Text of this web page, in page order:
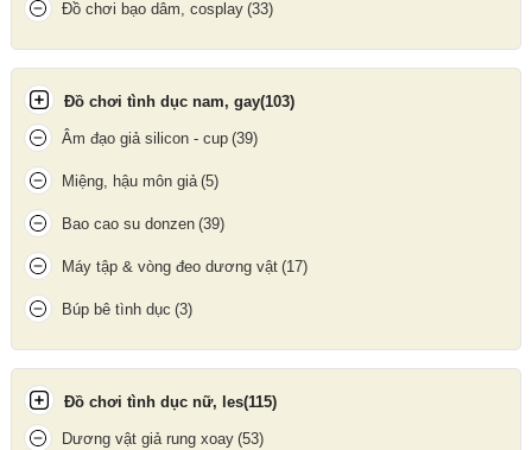
Đồ chơi bạo dâm, cosplay (33)
Đồ chơi tình dục nam, gay(103)
Âm đạo giả silicon - cup (39)
Miệng, hậu môn giả (5)
Bao cao su donzen (39)
Máy tập & vòng đeo dương vật (17)
Búp bê tình dục (3)
Đồ chơi tình dục nữ, les(115)
Dương vật giả rung xoay (53)